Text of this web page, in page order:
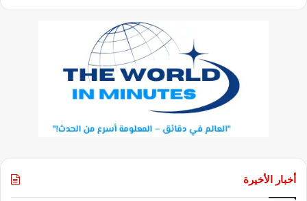
أخبار الأخيرة